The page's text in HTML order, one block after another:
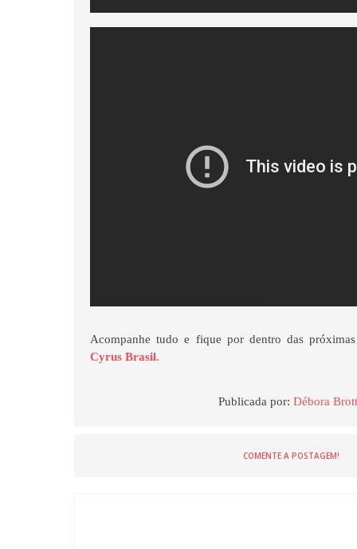
Acompanhe tudo e fique por dentro das
Cyrus Brasil.
Publicada por:Débora
COMENTE A POSTAGEM!